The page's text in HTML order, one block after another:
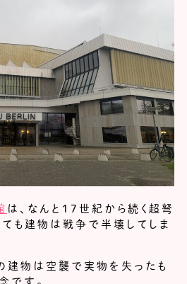
は、なんと17世紀から続く超弩
も建物は戦争で半壊してしま
建物は空襲で実物を失ったも
です。